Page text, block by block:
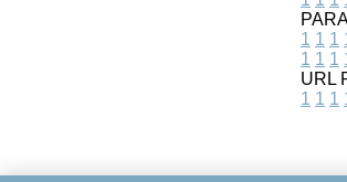
1 1 1
1 1 1
URL
1 1 1